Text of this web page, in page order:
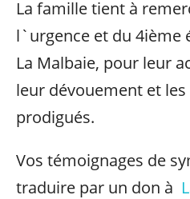
La famille tient à
l`urgence et du 4ième
La Malbaie, pour leur
leur dévouement et
prodigués.
Vos témoignages de
traduire par un don à